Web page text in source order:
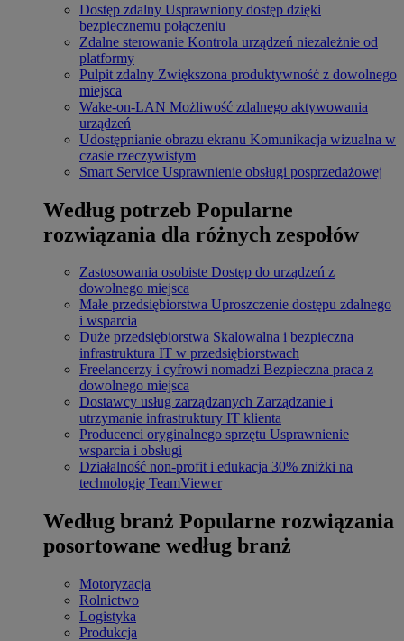
Dostęp zdalny Usprawniony dostęp dzięki
bezpiecznemu połączeniu
Zdalne sterowanie Kontrola urządzeń niezależnie od
platformy
Pulpit zdalny Zwiększona produktywność z dowolnego
miejsca
Wake-on-LAN Możliwość zdalnego aktywowania
urządzeń
Udostępnianie obrazu ekranu Komunikacja wizualna w
czasie rzeczywistym
Smart Service Usprawnienie obsługi posprzedażowej
Według potrzeb Popularne
rozwiązania dla różnych zespołów
Zastosowania osobiste Dostęp do urządzeń z
dowolnego miejsca
Małe przedsiębiorstwa Uproszczenie dostępu zdalnego
i wsparcia
Duże przedsiębiorstwa Skalowalna i bezpieczna
infrastruktura IT w przedsiębiorstwach
Freelancerzy i cyfrowi nomadzi Bezpieczna praca z
dowolnego miejsca
Dostawcy usług zarządzanych Zarządzanie i
utrzymanie infrastruktury IT klienta
Producenci oryginalnego sprzętu Usprawnienie
wsparcia i obsługi
Działalność non-profit i edukacja 30% zniżki na
technologię TeamViewer
Według branż Popularne rozwiązania
posortowane według branż
Motoryzacja
Rolnictwo
Logistyka
Produkcja